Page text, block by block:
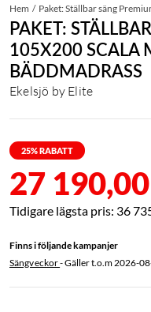
Hem Paket: Ställbar säng
PAKET:
105X200 SCALA
BÄDDMADRASS
Ekelsjö by Elite
25% RABATT
27
36
Finns i följande kampanjer
Sängveckor- Gäller t.o.m 2026-